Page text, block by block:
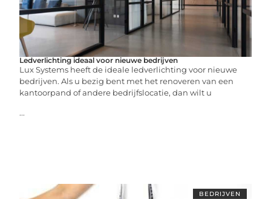
Ledverlichting ideaal voor nieuwe bedrijven
Lux Systems heeft de ideale ledverlichting voor nieuwe
bedrijven. Als u bezig bent met het renoveren van een
kantoorpand of andere bedrijfslocatie, dan wilt u
...
BEDRIJVEN